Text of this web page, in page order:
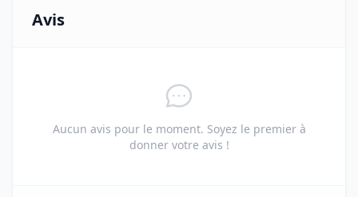
Avis
Aucun avis pour le moment. Soyez le premier à
donner votre avis !